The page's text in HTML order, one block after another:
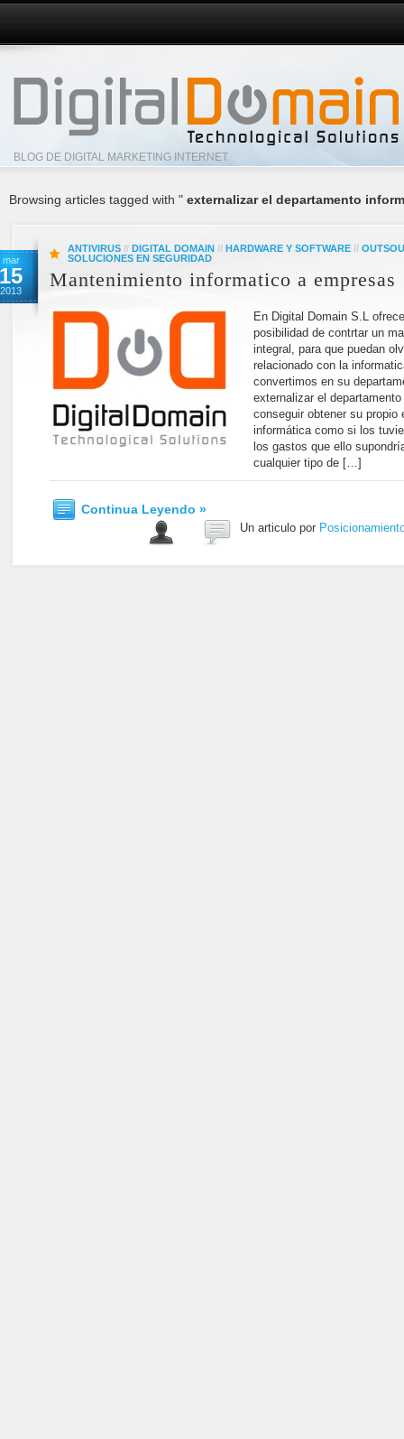
BLOG DE DIGITAL MARKETING INTERNET
Browsing articles tagged with " externalizar el departamento
mar
15
2013
ANTIVIRUS // DIGITAL DOMAIN // HARDWARE Y SOFTWARE //
SOLUCIONES EN SEGURIDAD
Mantenimiento informatico a empresas
En Digital Domain S.L
posibilidad de contrtar un
integral, para que puedan
relacionado con la
convertimos en su
externalizar el
conseguir obtener su propio
informática como si los
los gastos que ello
cualquier tipo de […]
Continua Leyendo »
Un articulo por